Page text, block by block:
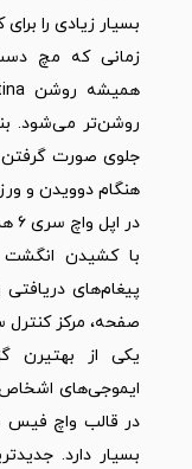
بسیار زیادی را
زمانی که مچ
روشن‌تر می‌شود.
جلوی صورت گرفتن
هنگام دوویدن و
در اپل واچ سری ۶ همه چیز در دسترس قرار دارد.
با کشیدن انگشت
پیغام‌های
صفحه، مرکز کنترل
ایموجی‌های
بسیار دارد.